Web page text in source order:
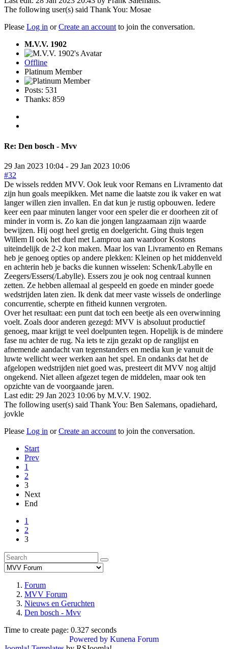
The following user(s) said Thank You: Mosae
Please Log in orCreate an account to join the conversation.
M.V.V. 1902
Offline
Platinum Member
Posts: 531
Thanks: 859
Re: Den bosch - Mvv
29 Jan 2023 10:04 - 29 Jan 2023 10:06
#32
De wissels redden MVV. Ook leuk voor Remans en Livramento dat
zijn hun goals meepikken. Met name die laatste zou ik vaker en wat
langer willen zien invallen. En dat kun je rustig opbouwen. Iedere
keer een paar minuten langer voor een speler die er doorheen zit of
minder in vorm is. Zo kan die jongen langzaamaan zijn waarde
bewijzen. Hij oogt heel gretig en doelgericht. Ging thuis tegen
Willem II ook het duel met Lamprou aan waardoor Kostons
uiteindelijk de 2-2 kon maken. Maar los van Livramento en Remans
heb je genoeg opties op andere plekken: Kleinen op het middenveld
en achterin heb je backs die kunnen wisselen: Schenk/Labylle en
Zeegers/Essers(/Labylle). Essers zou je ook nog centraal kunnen
zetten. Ze hebben allemaal al gespeeld en goede en minder goede
wedstrijden laten zien. Ik denk dat meer vaste wissels de onderlinge
concurrentie, scherpte en fitheid kunnen vergroten.
Over het resultaat: een punt dat toch een beetje als een overwinning
voelt. Zoals door anderen gezegd: MVV is absoluut productief
genoeg, maar krijgt te veel doelpunten tegen. Hopelijk is de mindere
fase nu achter de rug. Na iets te zijn gezakt op de ranglijst en
afnemende aandacht van tegenstanders en media kun je vanuit de
luwte wellicht weer werken aan het spel. En ondanks dat het de
afgelopen wedstrijden niet goed was, presteert dit MVV nog altijd
ongekend. Niet alleen afgezet tegen de middelen, maar ook ten
opzichte van de voorgaande jaren.
Last edit: 29 Jan 2023 10:06 by M.V.V. 1902.
The following user(s) said Thank You: Ben Salemans, opadiehard,
jovkle
Please Log in orCreate an account to join the conversation.
Start
Prev
1
2
3
Next
End
1
2
3
Forum
MVV Forum
Nieuws en Geruchten
Den bosch - Mvv
Time to create page: 0.327 seconds
Powered by Kunena Forum